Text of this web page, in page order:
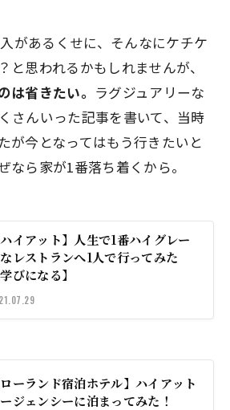
があるくせに、そんなにケチケ
と思われるかもしれませんが、
は省きたい。 ラグジュアリーな
さんいった記事を書いて、当時
が今となってはもう行きたいと
なら家が1番落ち着くから。
ハイアット】人生で1番ハイグレー
なレストランへ1人で行ってみた
学びになる】
ローランド宿泊ホテル】ハイアット
ジェンシーに泊まってみた！